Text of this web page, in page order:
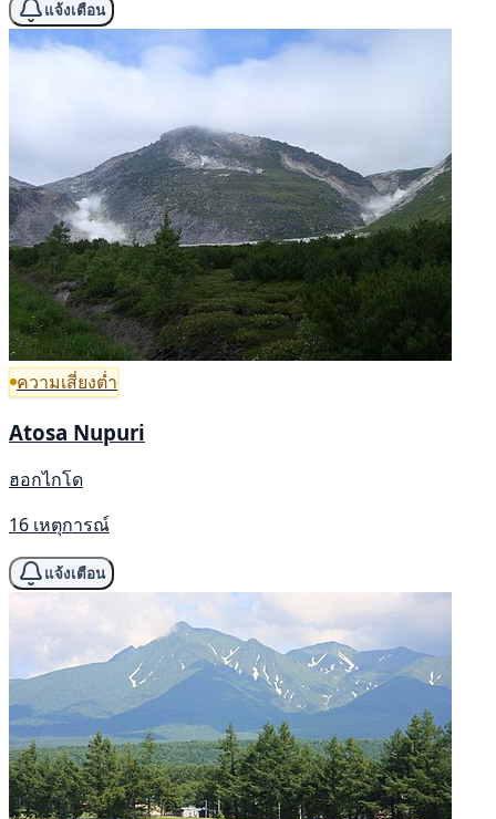
แจ้งเตือน
ความเสี่ยงต่ำ
Atosa Nupuri
ฮอกไกโด
16 เหตุการณ์
แจ้งเตือน